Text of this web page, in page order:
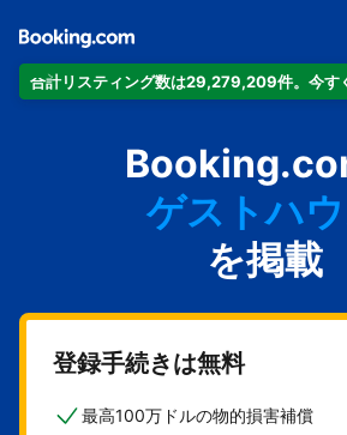
合計リスティング数は29,279,209件。今す
アパートメ
ホテル
バケーションレ
ゲストハ
旅館
を掲載
登録手続きは無料
最高100万ドルの物的損害補償